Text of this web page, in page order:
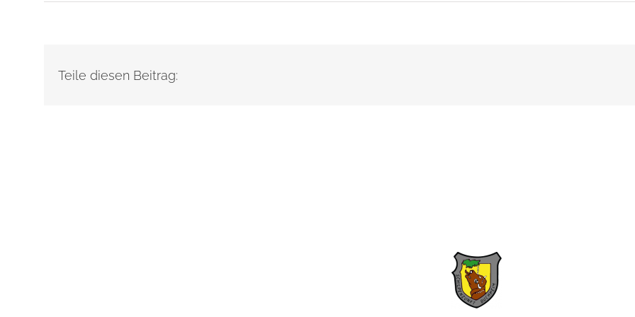
Teile diesen Beitrag: